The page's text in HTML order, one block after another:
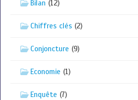
Bilan (12)
Chiffres clés (2)
Conjoncture (9)
Economie (1)
Enquête (7)